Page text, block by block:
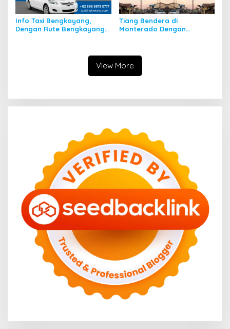
Info Taxi Bengkayang,
Dengan Rute Bengkayang
Tiang Bendera di
Monterado Dengan
View More